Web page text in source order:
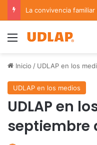
Menu
Inicio / UDLAP en los
UDLAP en los medios
UDLAP en
septiembre